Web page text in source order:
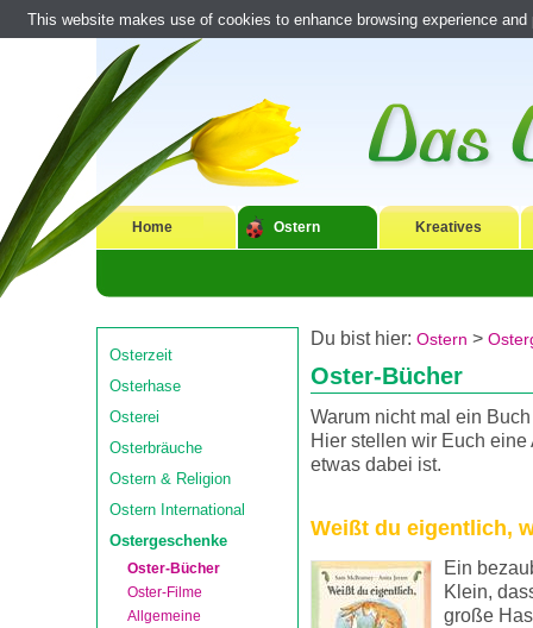
Home Ostern Kreatives
Osterzeit
Osterhase
Osterei
Osterbräuche
Ostern & Religion
Ostern International
Ostergeschenke
Oster-Bücher
Oster-Filme
Allgemeine
Du bist hier: Ostern >
Oster-Bücher
Warum nicht mal ein
Hier stellen wir Euch
etwas dabei ist.
Weißt du eigentlich,
Ein
Klein,
große
This website makes use of cookies to enhance browsing experience